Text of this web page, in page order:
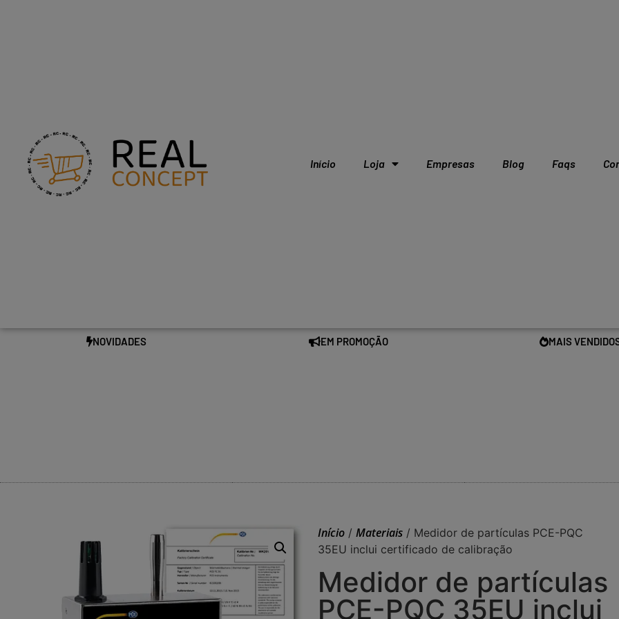
Início Loja Empresas Blog Faqs
NOVIDADES EM PROMOÇÃO MAIS
Início / Materiais / Medidor de partículas PCE-PQC
35EU inclui certificado de calibração
Medidor de partículas
PCE-PQC 35EU inclui